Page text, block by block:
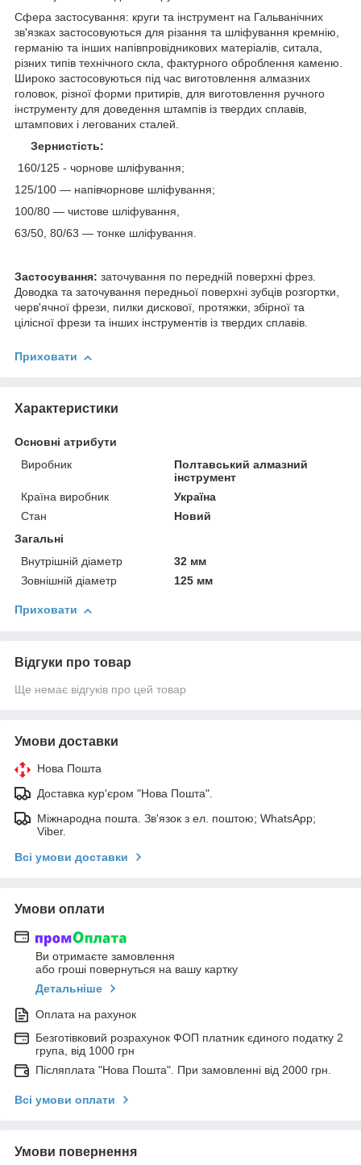
Сфера застосування: круги та інструмент на Гальванічних
зв'язках застосовуються для різання та шліфування кремнію,
германію та інших напівпровідникових матеріалів, ситала,
різних типів технічного скла, фактурного оброблення каменю.
Широко застосовуються під час виготовлення алмазних
головок, різної форми притирів, для виготовлення ручного
інструменту для доведення штампів із твердих сплавів,
штампових і легованих сталей.
Зернистість:
160/125 - чорнове шліфування;
125/100 — напівчорнове шліфування;
100/80 — чистове шліфування,
63/50, 80/63 — тонке шліфування.
Застосування: заточування по передній поверхні фрез.
Доводка та заточування передньої поверхні зубців розгортки,
черв'ячної фрези, пилки дискової, протяжки, збірної та
цілісної фрези та інших інструментів із твердих сплавів.
Приховати
Характеристики
Основні атрибути
Виробник
Полтавський алмазний
інструмент
Країна виробник
Україна
Стан
Новий
Загальні
Внутрішній діаметр
32 мм
Зовнішній діаметр
125 мм
Приховати
Відгуки про товар
Ще немає відгуків про цей товар
Умови доставки
Нова Пошта
Доставка кур'єром "Нова Пошта".
Міжнародна пошта. Зв'язок з ел. поштою; WhatsApp;
Viber.
Всі умови доставки
Умови оплати
Ви отримаєте замовлення
або гроші повернуться на вашу картку
Детальніше
Оплата на рахунок
Безготівковий розрахунок ФОП платник єдиного податку 2
група, від 1000 грн
Післяплата "Нова Пошта". При замовленні від 2000 грн.
Всі умови оплати
Умови повернення